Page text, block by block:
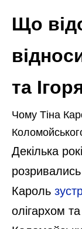
Що
та
Чому Тіна
Декілька
Кароль
олігархом